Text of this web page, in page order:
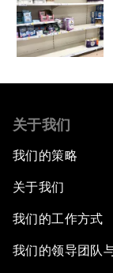
关于我们
我们的策略
关于我们
我们的工作方式
我们的领导团队